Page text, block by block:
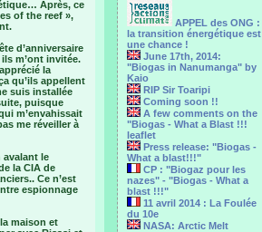
APPEL des ONG :
la transition énergétique est
une chance !
June 17th, 2014:
"Biogas in Nanumanga" by
Kaio
RIP Sir Toaripi
Coming soon !!
A few comments on the
"Biogas - What a Blast !!!
leaflet
Press release: "Biogas -
What a blast!!!"
CP : "Biogaz pour les
nazes" - "Biogas - What a
blast !!!"
11 avril 2014 : La Foulée
du 10e
NASA: Arctic Melt
Après, ce
of the reef »,
d’anniversaire
m’ont invitée.
la
qu’ils appellent
suis installée
puisque
m’envahissait
me réveiller à
avalant le
la CIA de
Ce n’est
espionnage
maison et